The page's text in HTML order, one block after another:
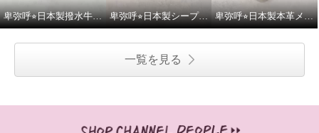
卑弥呼⭐︎日本製撥水牛革グルカパンプスをご紹介いたします。 卑弥呼⭐︎日本製シープレザー4cmヒールバレエパンプスをご紹介いたします。 卑弥呼⭐︎日本製本革メタルポイントフラットパンプスをご紹介いたします。
一覧を見る